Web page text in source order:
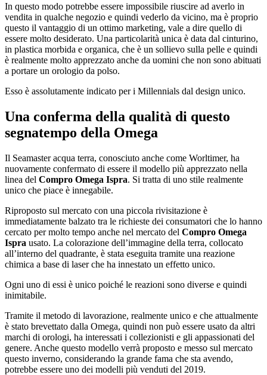
In questo modo potrebbe essere impossibile riuscire ad averlo in
vendita in qualche negozio e quindi vederlo da vicino, ma è proprio
questo il vantaggio di un ottimo marketing, vale a dire quello di
essere molto desiderato. Una particolarità unica è data dal cinturino,
in plastica morbida e organica, che è un sollievo sulla pelle e quindi
è realmente molto apprezzato anche da uomini che non sono abituati
a portare un orologio da polso.
Esso è assolutamente indicato per i Millennials dal design unico.
Una conferma della qualità di questo
segnatempo della Omega
Il Seamaster acqua terra, conosciuto anche come Worltimer, ha
nuovamente confermato di essere il modello più apprezzato nella
linea del Compro Omega Ispra. Si tratta di uno stile realmente
unico che piace è innegabile.
Riproposto sul mercato con una piccola rivisitazione è
immediatamente balzato tra le richieste dei consumatori che lo hanno
cercato per molto tempo anche nel mercato del Compro Omega
Ispra usato. La colorazione dell’immagine della terra, collocato
all’interno del quadrante, è stata eseguita tramite una reazione
chimica a base di laser che ha innestato un effetto unico.
Ogni uno di essi è unico poiché le reazioni sono diverse e quindi
inimitabile.
Tramite il metodo di lavorazione, realmente unico e che attualmente
è stato brevettato dalla Omega, quindi non può essere usato da altri
marchi di orologi, ha interessati i collezionisti e gli appassionati del
genere. Anche questo modello verrà proposto e messo sul mercato
questo inverno, considerando la grande fama che sta avendo,
potrebbe essere uno dei modelli più venduti del 2019.